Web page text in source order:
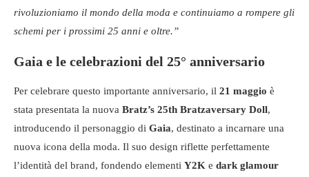
rivoluzioniamo il mondo della moda e continuiamo a rompere gli
schemi per i prossimi 25 anni e oltre.”
Gaia e le celebrazioni del 25° anniversario
Per celebrare questo importante anniversario, il 21 maggio è
stata presentata la nuova Bratz’s 25th Bratzaversary Doll,
introducendo il personaggio di Gaia, destinato a incarnare una
nuova icona della moda. Il suo design riflette perfettamente
l’identità del brand, fondendo elementi Y2K e dark glamour